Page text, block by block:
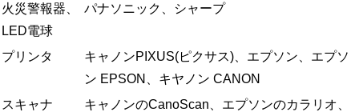
火災警報器、
LED電球
パナソニック、シャープ
プリンタ
キャノンPIXUS(ピクサス)、エプソン、エプソ
ン EPSON、キヤノン CANON
スキャナ
キャノンのCanoScan、エプソンのカラリオ、